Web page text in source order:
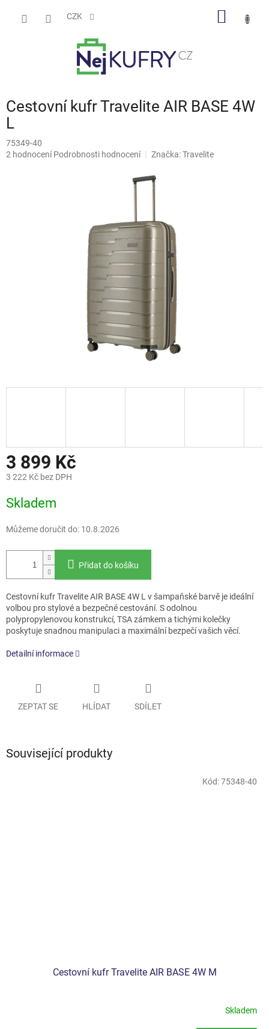
CZK
Cestovní kufr Travelite AIR BASE 4W
L
75349-40
Průměrné
2 hodnocení Podrobnosti hodnocení Značka:Travelite
3 899 Kč
3 222 Kč bez DPH
cena:
Skladem
Můžeme doručit do: 10.8.2026
Přidat do košíku
Cestovní kufr Travelite AIR BASE 4W L v šampaňské barvě je ideální
volbou pro stylové a bezpečné cestování. S odolnou
polypropylenovou konstrukcí, TSA zámkem a tichými kolečky
poskytuje snadnou manipulaci a maximální bezpečí vašich věcí.
Detailní informace
ZEPTAT SE HLÍDAT SDÍLET
Související produkty
Cestovní kufr Travelite AIR BASE 4W M
Skladem
Kód:75348-40